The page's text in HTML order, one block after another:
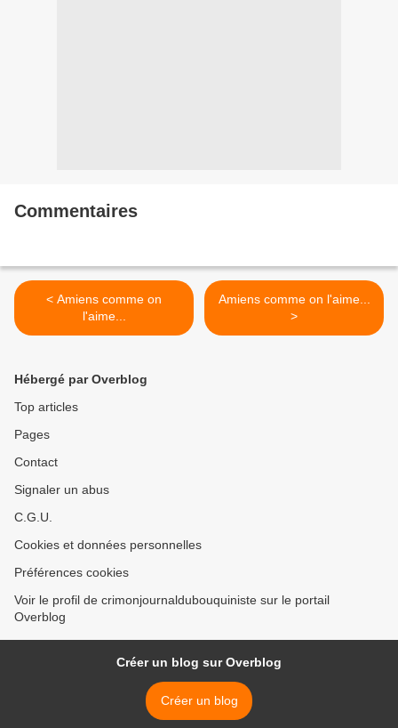
Commentaires
< Amiens comme on
l'aime...
Amiens comme on l'aime...
>
Hébergé par Overblog
Top articles
Pages
Contact
Signaler un abus
C.G.U.
Cookies et données personnelles
Préférences cookies
Voir le profil de crimonjournaldubouquiniste sur le portail
Overblog
Créer un blog sur Overblog
Créer un blog